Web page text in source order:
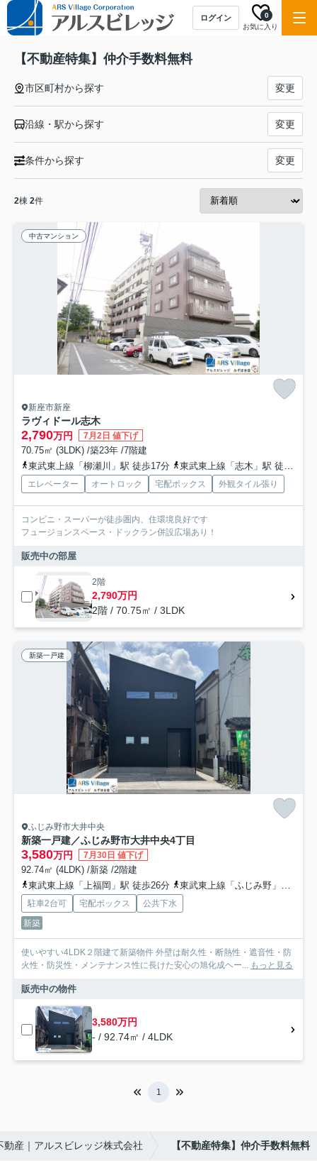
ログイン
お気に入り
0
【不動産特集】仲介手数料無料
市区町村から探す 変更
沿線・駅から探す 変更
条件から探す 変更
2棟 2件
中古マンション
新座市新座
ラヴィドール志木
2,790万円 7月2日 値下げ
70.75㎡ (3LDK) /築23年 /7階建
東武東上線「柳瀬川」駅 徒歩17分
東武東上線「志木」駅 徒歩19分
エレベーター オートロック 宅配ボックス 外観タイル張り
コンビニ・スーパーが徒歩圏内、住環境良好です
フュージョンスペース・ドックラン併設広場あり！
販売中の部屋
2階
2,790万円
2階 / 70.75㎡ / 3LDK
新築一戸建
ふじみ野市大井中央
新築一戸建／ふじみ野市大井中央4丁目
3,580万円 7月30日 値下げ
92.74㎡ (4LDK) /新築 /2階建
東武東上線「上福岡」駅 徒歩26分
東武東上線「ふじみ野」駅 徒歩33分
駐車2台可 宅配ボックス
公共下水
新築
使いやすい4LDK２階建て新築物件 外壁は耐久性・断熱性・遮音性・防
火性・防災性・メンテナンス性に長けた安心の旭化成ヘー... もっと見る
販売中の物件
3,580万円
- / 92.74㎡ / 4LDK
1
産｜アルスビレッジ株式会社 【不動産特集】仲介手数料無料